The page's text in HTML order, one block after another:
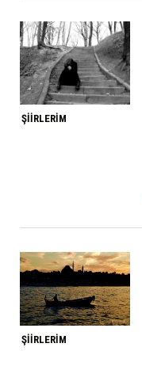
ŞIIRLERIM
ŞIIRLERIM